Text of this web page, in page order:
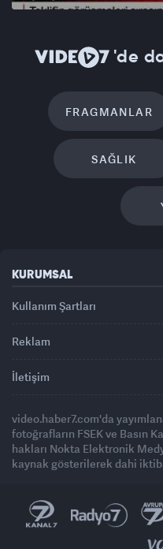
'de
FRAGMANLAR
SAĞLIK
KURUMSAL
Kullanım Şartları
Reklam
İletişim
video.haber7.com'da
fotoğrafların FSEK ve Basın
hakları Nokta Elektronik
kaynak gösterilerek dahi